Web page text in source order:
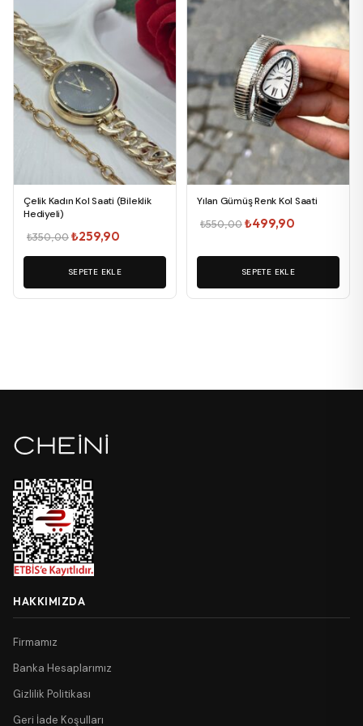
Çelik Kadın Kol Saati (Bileklik
Hediyeli)
₺350,00Orijinal
fiyat:
₺350,00.
₺259,90
andaki
fiyat:
SEPETE EKLE
Yılan Gümüş Renk Kol Saati
₺550,00Orijinal
₺499,90
SEPETE EKLE
HAKKIMIZDA
Firmamız
Banka Hesaplarımız
Gizlilik Politikası
Geri İade Koşulları